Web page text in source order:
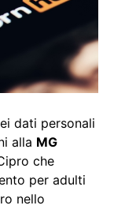
dati personali
alla MG
che
per adulti
nello